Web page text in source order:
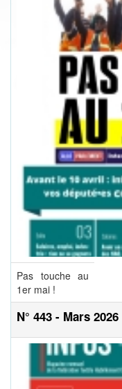
Pas touche au
1er mai !
N° 443 - Mars 2026